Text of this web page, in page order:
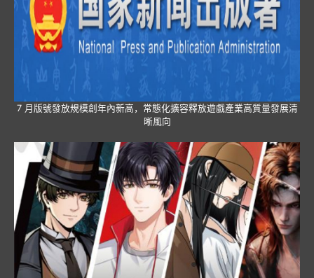
7 月版號發放規模創年內新高，常態化擴容釋放遊戲產業高質量發展清
晰風向